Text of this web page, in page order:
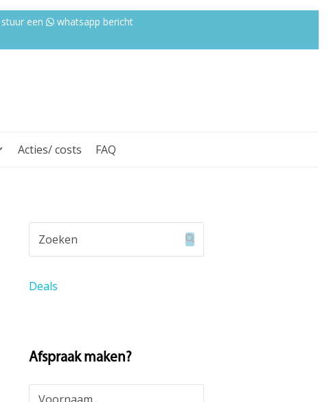
stuur een whatsapp bericht
Acties/ costs FAQ
Deals
Afspraak maken?